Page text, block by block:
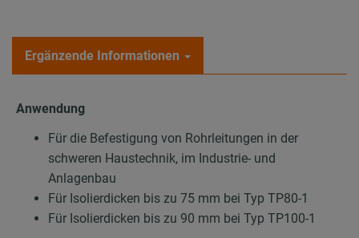
Ergänzende Informationen
Anwendung
Für die Befestigung von Rohrleitungen in der
schweren Haustechnik, im Industrie- und
Anlagenbau
Für Isolierdicken bis zu 75 mm bei Typ TP80-1
Für Isolierdicken bis zu 90 mm bei Typ TP100-1